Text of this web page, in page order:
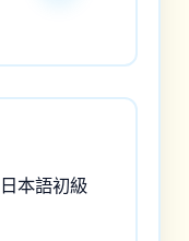
本語初級